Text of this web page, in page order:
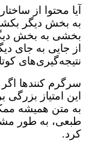
آیا محتوا از
به بخش دیگر
بخشی به بخش
از جایی به جای
نتیجه‌گیری‌های
سرگرم کنندها اگر
این امتیاز
به متن همیشه
طبعی، به طور
کرد.